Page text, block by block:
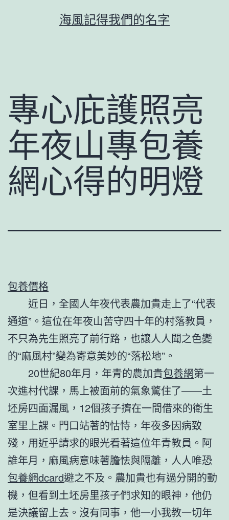
海風記得我們的名字
專心庇護照亮
年夜山專包養
網心得的明燈
包養價格
近日，全國人年夜代表農加貴走上了“代表
通道”。這位在年夜山苦守四十年的村落教員，
不只為先生照亮了前行路，也讓人人聞之色變
的“麻風村”變為寄意美妙的“落松地”。
20世紀80年月，年青的農加貴包養網第一
次進村代課，馬上被面前的氣象驚住了——土
坯房四面漏風，12個孩子擠在一間借來的衛生
室里上課。門口站著的怙恃，年夜多因病致
殘，用近乎請求的眼光看著這位年青教員。阿
誰年月，麻風病意味著膽怯與隔離，人人唯恐
包養網dcard避之不及。農加貴也有過分開的動
機，但看到土坯房里孩子們求知的眼神，他仍
是決議留上去。沒有同事，他一小我教一切年